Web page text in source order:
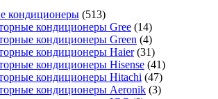
кондиционеры (513)
кондиционеры Gree (14)
кондиционеры Green (4)
кондиционеры Haier (31)
кондиционеры Hisense (41)
кондиционеры Hitachi (47)
кондиционеры Aeronik (3)